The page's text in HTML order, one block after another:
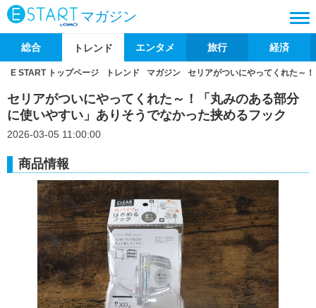
マガジン
総合 トレンド エンタメ 旅行 経済
E START トップページ トレンド マガジン セリアがついにやってくれた～
セリアがついにやってくれた～！「丸みのある部分
に使いやすい」ありそうでなかった挟めるフック
2026-03-05 11:00:00
商品情報